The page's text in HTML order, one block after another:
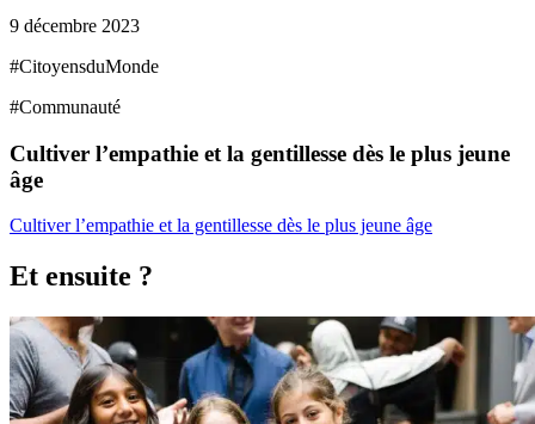
9 décembre 2023
#CitoyensduMonde
#Communauté
Cultiver l’empathie et la gentillesse dès le plus jeune
âge
Cultiver l’empathie et la gentillesse dès le plus jeune âge
Et ensuite ?